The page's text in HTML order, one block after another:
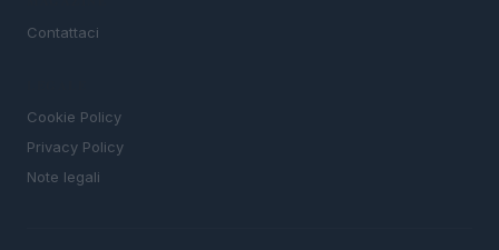
Contattaci
Cookie Policy
Privacy Policy
Note legali